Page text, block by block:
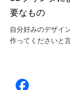
要なもの
自分好みのデザイ
作ってくださいと